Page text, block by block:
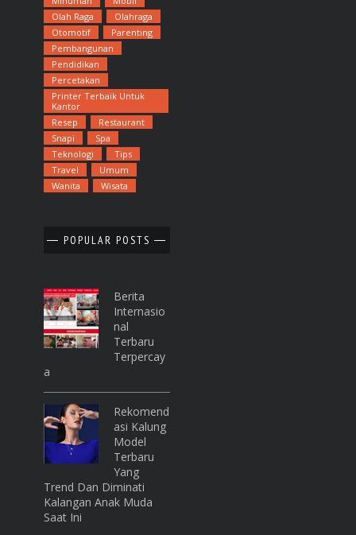
Olah Raga
Olahraga
Otomotif
Parenting
Pembangunan
Pendidikan
Percetakan
Printer Terbaik Untuk
Kantor
Resep
Restaurant
Snapi
Spa
Teknologi
Tips
Travel
Umum
Wanita
Wisata
POPULAR POSTS
Berita
Internasio
Nal
Terbaru
Terpercay
A
Rekomend
Asi Kalung
Model
Terbaru
Yang
Trend Dan Diminati
Kalangan Anak Muda
Saat Ini